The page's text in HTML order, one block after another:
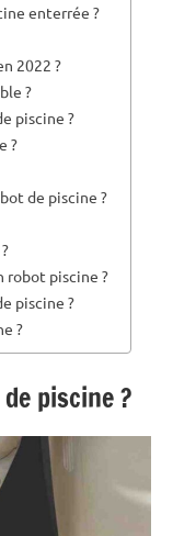
enterrée ?
2022 ?
?
piscine ?
?
de piscine ?
robot piscine ?
piscine ?
?
piscine ?